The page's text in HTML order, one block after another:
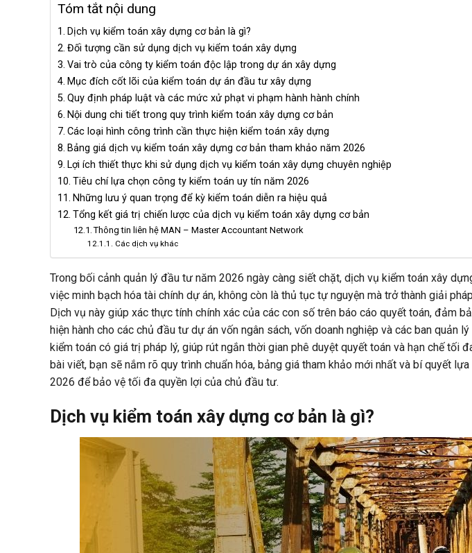
Tóm tắt nội dung
Dịch vụ kiểm toán xây dựng cơ bản là gì?
Đối tượng cần sử dụng dịch vụ kiểm toán xây dựng
Vai trò của công ty kiểm toán độc lập trong dự án xây dựng
Mục đích cốt lõi của kiểm toán dự án đầu tư xây dựng
Quy định pháp luật và các mức xử phạt vi phạm hành hành chính
Nội dung chi tiết trong quy trình kiểm toán xây dựng cơ bản
Các loại hình công trình cần thực hiện kiểm toán xây dựng
Bảng giá dịch vụ kiểm toán xây dựng cơ bản tham khảo năm 2026
Lợi ích thiết thực khi sử dụng dịch vụ kiểm toán xây dựng chuyên nghiệp
Tiêu chí lựa chọn công ty kiểm toán uy tín năm 2026
Những lưu ý quan trọng để kỳ kiểm toán diễn ra hiệu quả
Tổng kết giá trị chiến lược của dịch vụ kiểm toán xây dựng cơ bản
Thông tin liên hệ MAN – Master Accountant Network
Các dịch vụ khác
Trong bối cảnh quản lý đầu tư năm 2026 ngày càng siết chặt, dịch vụ kiểm toán xây
việc minh bạch hóa tài chính dự án, không còn là thủ tục tự nguyện mà trở thành giải
Dịch vụ này giúp xác thực tính chính xác của các con số trên báo cáo quyết toán, đảm
hiện hành cho các chủ đầu tư dự án vốn ngân sách, vốn doanh nghiệp và các ban quản
kiểm toán có giá trị pháp lý, giúp rút ngắn thời gian phê duyệt quyết toán và hạn chế tối
bài viết, bạn sẽ nắm rõ quy trình chuẩn hóa, bảng giá tham khảo mới nhất và bí quyết
2026 để bảo vệ tối đa quyền lợi của chủ đầu tư.
Dịch vụ kiểm toán xây dựng cơ bản là gì?